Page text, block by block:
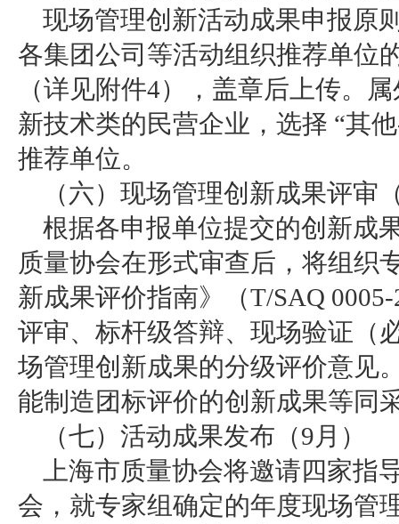
现场管理创新活动成果申报原
各集团公司等活动组织推荐单位
（详见附件4），盖章后上传。
新技术类的民营企业，选择 “其
推荐单位。
（六）现场管理创新成果评审
根据各申报单位提交的创新成
质量协会在形式审查后，将组织
新成果评价指南》（T/SAQ
评审、标杆级答辩、现场验证（
场管理创新成果的分级评价意见
能制造团标评价的创新成果等同
（七）活动成果发布（9月）
上海市质量协会将邀请四家指
会，就专家组确定的年度现场管